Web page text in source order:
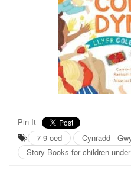
Pin It
7-9 oed
Cynradd -
Story Books for children